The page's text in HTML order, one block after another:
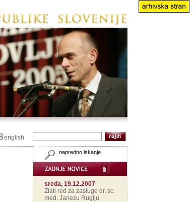
english
napredno iskanje
sreda, 19.12.2007
Zlati red za zasluge dr. sc.
med. Janezu Ruglju